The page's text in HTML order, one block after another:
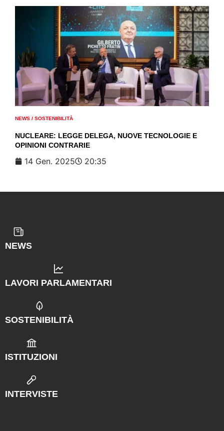
NEWS / SOSTENIBILITÀ
NUCLEARE: LEGGE DELEGA, NUOVE TECNOLOGIE E
OPINIONI CONTRARIE
14 Gen. 2025 20:35
NEWS
LAVORI PARLAMENTARI
SOSTENIBILITÀ
ISTITUZIONI
INTERVISTE